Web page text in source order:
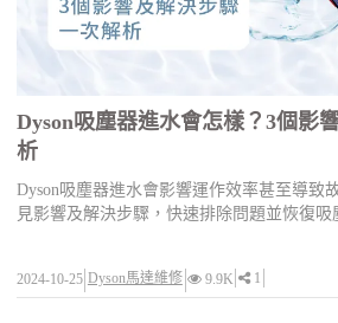
Dyson吸塵器進水會怎樣？3個影
析
Dyson吸塵器進水會影響運作效率甚至導致
見影響及解決步驟，快速排除問題並恢復吸
2024-10-25 Dyson馬達維修 9.9K 1